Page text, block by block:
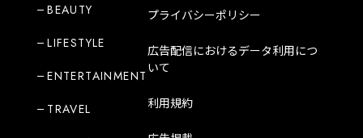
BEAUTY
LIFESTYLE
ENTERTAINMENT
TRAVEL
プライバシーポリシー
広告配信におけるデータ利用につ
いて
利用規約